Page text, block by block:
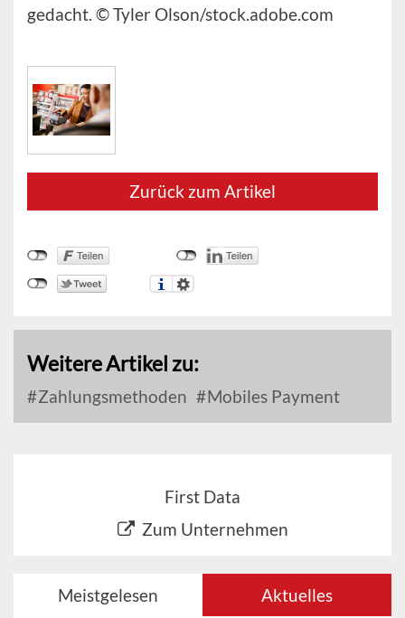
gedacht. © Tyler Olson/stock.adobe.com
Zurück zum Artikel
Weitere Artikel zu:
Zahlungsmethoden Mobiles Payment
First Data
Zum Unternehmen
Meistgelesen Aktuelles